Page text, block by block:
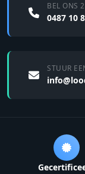
BEL ONS
0487 10
STUUR